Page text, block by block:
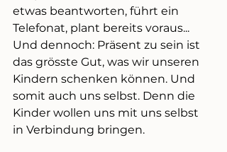
etwas beantworten, führt ein
Telefonat, plant bereits voraus...
Und dennoch: Präsent zu sein ist
das grösste Gut, was wir unseren
Kindern schenken können. Und
somit auch uns selbst. Denn die
Kinder wollen uns mit uns selbst
in Verbindung bringen.